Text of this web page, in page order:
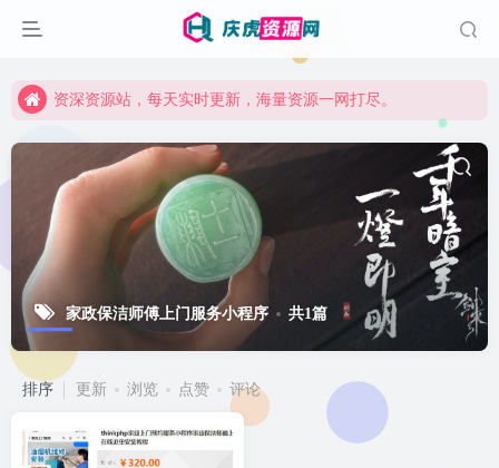
资深资源站，每天实时更新，海量资源一网打尽。
【启明网】找项目 + 低成本创业 + 减少信息差 + 见识各种项目 + 提升网创认知。
资深资源站，每天实时更新，海量资源一网打尽。
家政保洁师傅上门服务小程序 共1篇
排序 更新 浏览 点赞 评论